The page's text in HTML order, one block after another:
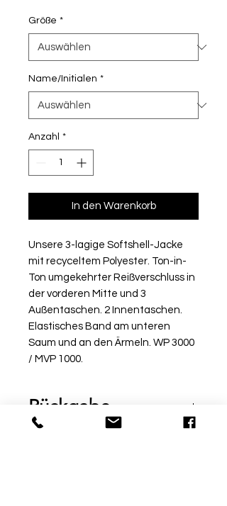
Größe *
Name/Initialen *
Anzahl *
In den Warenkorb
Unsere 3-lagige Softshell-Jacke
mit recyceltem Polyester. Ton-in-
Ton umgekehrter Reißverschluss in
der vorderen Mitte und 3
Außentaschen. 2 Innentaschen.
Elastisches Band am unteren
Saum und an den Ärmeln. WP 3000
/ MVP 1000.
Rückgabe